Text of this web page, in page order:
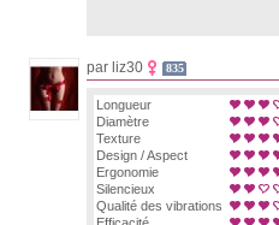
par liz30 835
Longueur
Diamètre
Texture
Design / Aspect
Ergonomie
Silencieux
Qualité des vibrations